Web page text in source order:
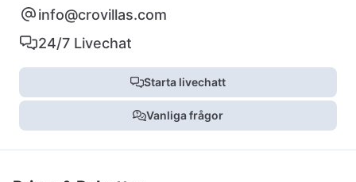
info@crovillas.com
24/7 Livechat
Starta livechatt
Vanliga frågor